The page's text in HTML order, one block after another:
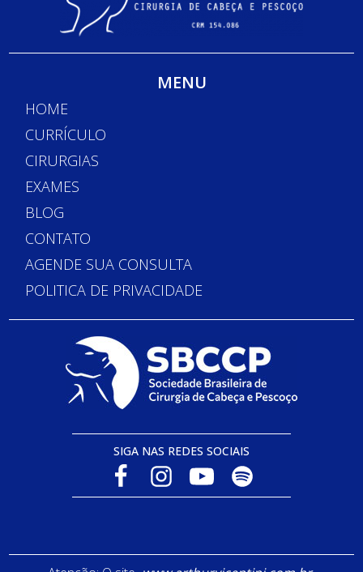
MENU
HOME
CURRÍCULO
CIRURGIAS
EXAMES
BLOG
CONTATO
AGENDE SUA CONSULTA
POLITICA DE PRIVACIDADE
SIGA NAS REDES SOCIAIS